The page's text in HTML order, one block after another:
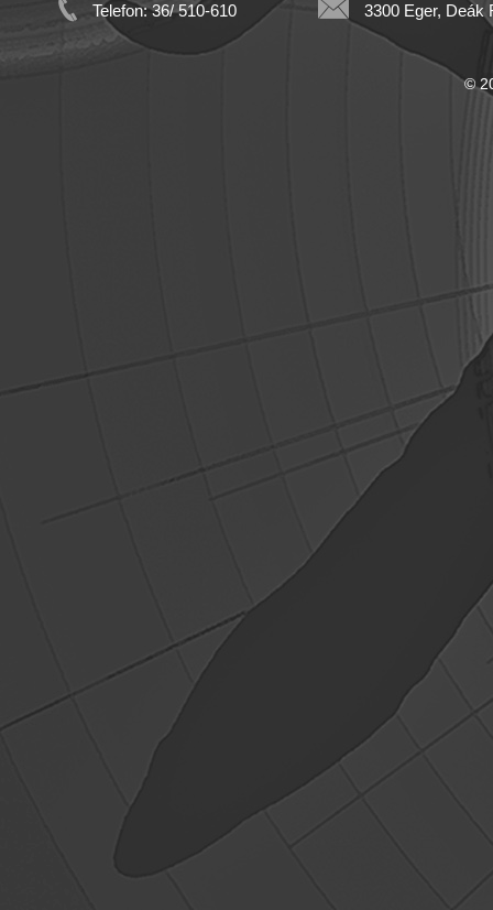
Telefon: 36/ 510-610 3300 Eger, Deák
©